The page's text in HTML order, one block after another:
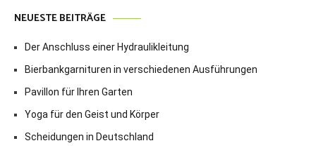
NEUESTE BEITRÄGE
Der Anschluss einer Hydraulikleitung
Bierbankgarnituren in verschiedenen Ausführungen
Pavillon für Ihren Garten
Yoga für den Geist und Körper
Scheidungen in Deutschland